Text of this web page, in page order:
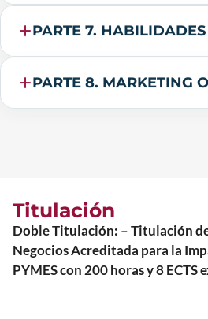
Titulación
Doble Titulación: – Titulación
Negocios Acreditada para la
PYMES con 200 horas y 8